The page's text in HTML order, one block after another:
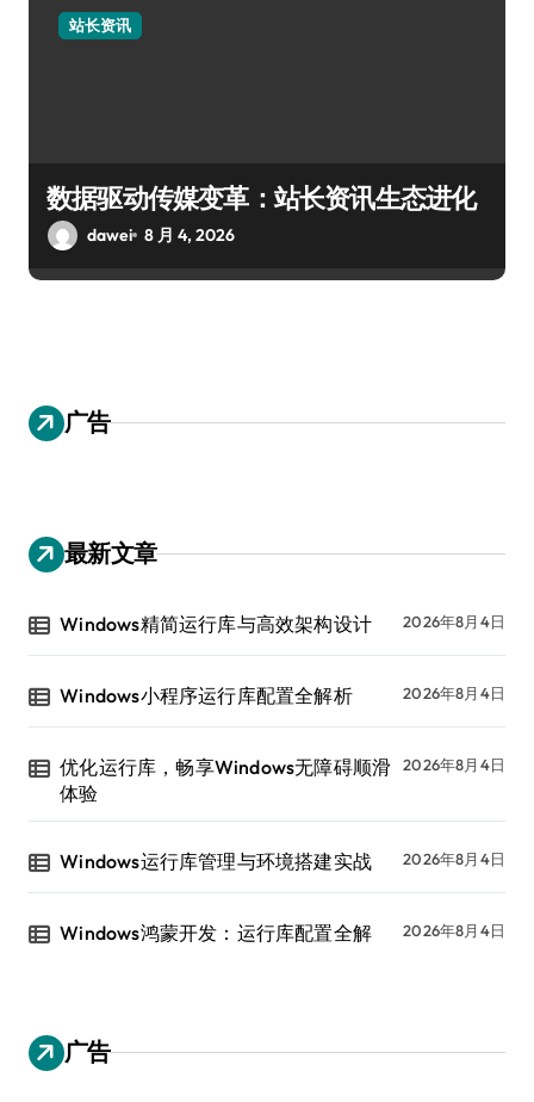
站长资讯
数据驱动传媒变革：站长资讯生态进化
dawei 8 月 4, 2026
广告
最新文章
Windows精简运行库与高效架构设计 2026年8月4日
Windows小程序运行库配置全解析 2026年8月4日
优化运行库，畅享Windows无障碍顺滑
体验
2026年8月4日
Windows运行库管理与环境搭建实战 2026年8月4日
Windows鸿蒙开发：运行库配置全解 2026年8月4日
广告